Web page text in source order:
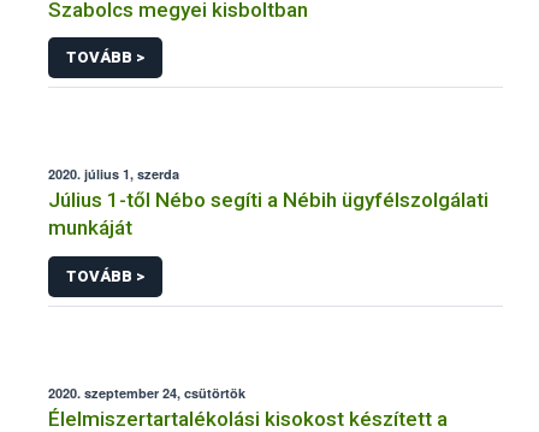
Szabolcs megyei kisboltban
TOVÁBB >
2020. július 1, szerda
Július 1-től Nébo segíti a Nébih ügyfélszolgálati
munkáját
TOVÁBB >
2020. szeptember 24, csütörtök
Élelmiszertartalékolási kisokost készített a